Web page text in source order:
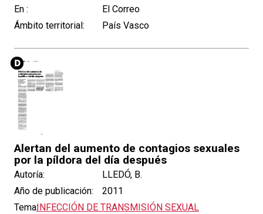
En :
El Correo
Ámbito territorial:
País Vasco
Alertan del aumento de contagios sexuales
por la píldora del día después
Autoría:
LLEDÓ, B.
Año de publicación:
2011
Tema:INFECCIÓN DE TRANSMISIÓN SEXUAL